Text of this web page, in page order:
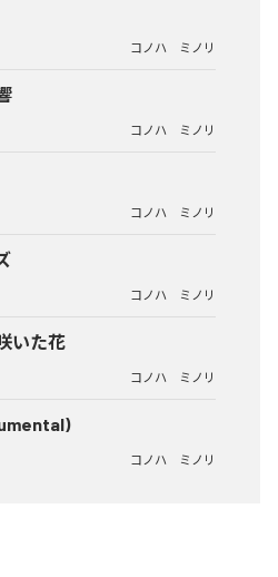
コノハ ミノリ
コノハ ミノリ
コノハ ミノリ
コノハ ミノリ
いた花
コノハ ミノリ
コノハ ミノリ